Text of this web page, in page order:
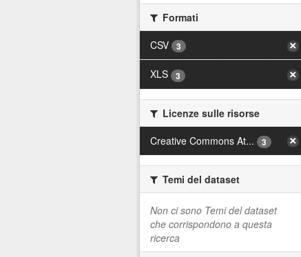
Formati
CSV
3
XLS 3
Licenze sulle risorse
Creative Commons At...
3
Temi del dataset
Non ci sono Temi del dataset
che corrispondono a questa
ricerca